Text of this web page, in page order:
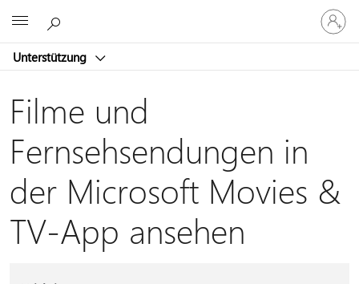
Unterstützung
Bei
Ihrem
Konto
Filme und
Fernsehsendungen in
der Microsoft Movies &
TV-App ansehen